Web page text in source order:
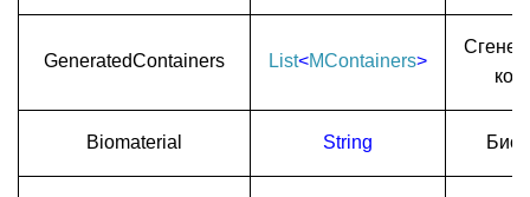
GeneratedContainers List<MContainers>
Biomaterial String